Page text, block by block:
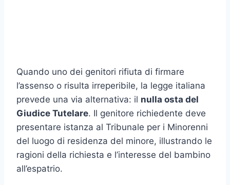
Quando uno dei genitori rifiuta di firmare
l’assenso o risulta irreperibile, la legge italiana
prevede una via alternativa: il nulla osta del
Giudice Tutelare. Il genitore richiedente deve
presentare istanza al Tribunale per i Minorenni
del luogo di residenza del minore, illustrando le
ragioni della richiesta e l’interesse del bambino
all’espatrio.